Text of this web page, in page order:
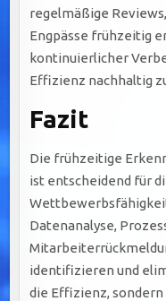
regelmäßige
Engpässe frühzeitig
kontinuierlicher
Effizienz nachhaltig
Fazit
Die frühzeitige
ist entscheidend für
Datenanalyse,
identifizieren und
die Effizienz,